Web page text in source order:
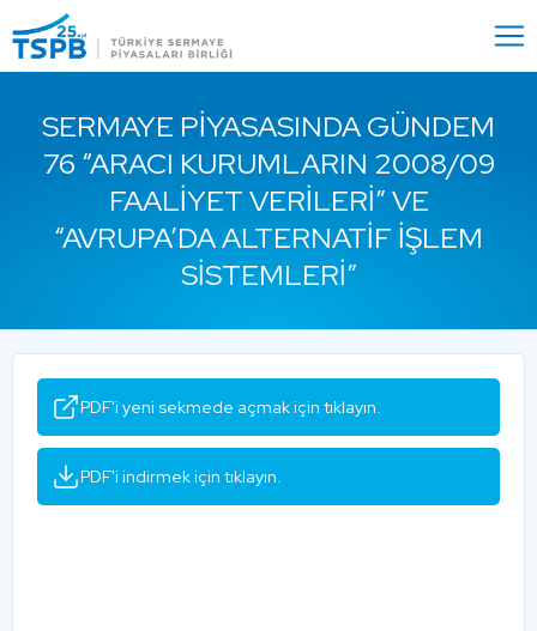
Close
SERMAYE PIYASASINDA GÜNDEM
76 “ARACI KURUMLARIN 2008/09
FAALIYET VERILERI” VE
“AVRUPA’DA ALTERNATIF İŞLEM
SISTEMLERI”
PDF'i yeni sekmede açmak için tıklayın.
PDF'i indirmek için tıklayın.